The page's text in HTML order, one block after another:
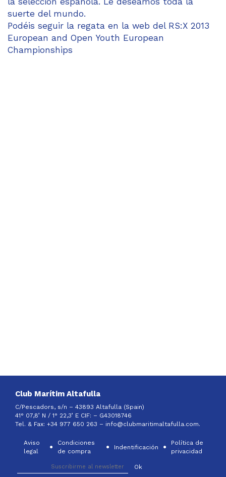
suerte del mundo.
Podéis seguir la regata en la web del RS:X 2013
European and Open Youth European
Championships
Club Marítim Altafulla
C/Pescadors, s/n – 43893 Altafulla (Spain)
41° 07,8’ N / 1° 22,3’ E CIF: – G43018746
Tel. & Fax: +34 977 650 263 – info@clubmaritimaltafulla.com.
Aviso
legal
Condiciones
de compra
Indentificación
Política de
privacidad